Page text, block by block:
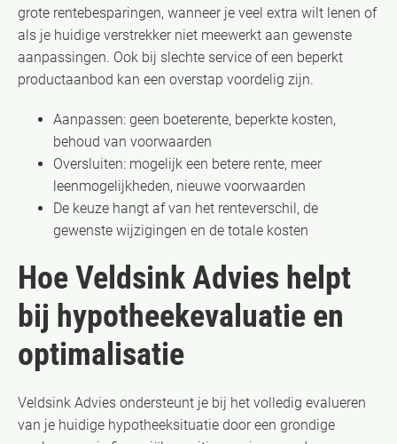
grote rentebesparingen, wanneer je veel extra wilt lenen of
als je huidige verstrekker niet meewerkt aan gewenste
aanpassingen. Ook bij slechte service of een beperkt
productaanbod kan een overstap voordelig zijn.
Aanpassen: geen boeterente, beperkte kosten,
behoud van voorwaarden
Oversluiten: mogelijk een betere rente, meer
leenmogelijkheden, nieuwe voorwaarden
De keuze hangt af van het renteverschil, de
gewenste wijzigingen en de totale kosten
Hoe Veldsink Advies helpt
bij hypotheekevaluatie en
optimalisatie
Veldsink Advies ondersteunt je bij het volledig evalueren
van je huidige hypotheeksituatie door een grondige